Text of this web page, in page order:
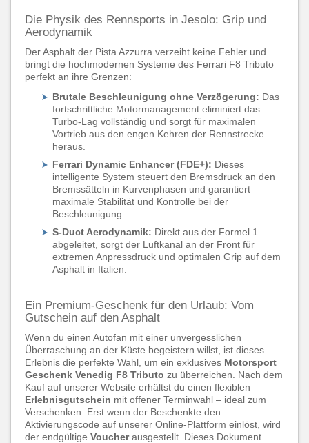
Die Physik des Rennsports in Jesolo: Grip und
Aerodynamik
Der Asphalt der Pista Azzurra verzeiht keine Fehler und
bringt die hochmodernen Systeme des Ferrari F8 Tributo
perfekt an ihre Grenzen:
Brutale Beschleunigung ohne Verzögerung: Das
fortschrittliche Motormanagement eliminiert das
Turbo-Lag vollständig und sorgt für maximalen
Vortrieb aus den engen Kehren der Rennstrecke
heraus.
Ferrari Dynamic Enhancer (FDE+): Dieses
intelligente System steuert den Bremsdruck an den
Bremssätteln in Kurvenphasen und garantiert
maximale Stabilität und Kontrolle bei der
Beschleunigung.
S-Duct Aerodynamik: Direkt aus der Formel 1
abgeleitet, sorgt der Luftkanal an der Front für
extremen Anpressdruck und optimalen Grip auf dem
Asphalt in Italien.
Ein Premium-Geschenk für den Urlaub: Vom
Gutschein auf den Asphalt
Wenn du einen Autofan mit einer unvergesslichen
Überraschung an der Küste begeistern willst, ist dieses
Erlebnis die perfekte Wahl, um ein exklusives Motorsport
Geschenk Venedig F8 Tributo zu überreichen. Nach dem
Kauf auf unserer Website erhältst du einen flexiblen
Erlebnisgutschein mit offener Terminwahl – ideal zum
Verschenken. Erst wenn der Beschenkte den
Aktivierungscode auf unserer Online-Plattform einlöst, wird
der endgültige Voucherausgestellt. Dieses Dokument